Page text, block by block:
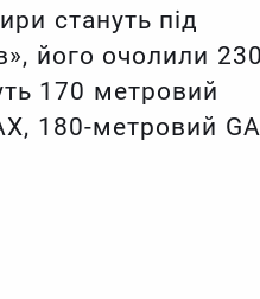
стануть під
його очолили
170 метровий
180-метровий